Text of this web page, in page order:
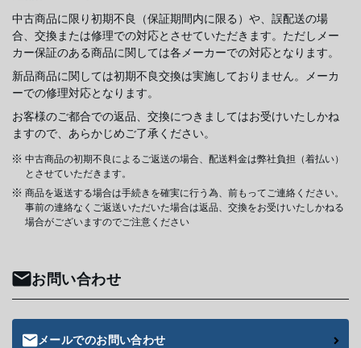
中古商品に限り初期不良（保証期間内に限る）や、誤配送の場
合、交換または修理での対応とさせていただきます。ただしメー
カー保証のある商品に関しては各メーカーでの対応となります。
新品商品に関しては初期不良交換は実施しておりません。メーカ
ーでの修理対応となります。
お客様のご都合での返品、交換につきましてはお受けいたしかね
ますので、あらかじめご了承ください。
中古商品の初期不良によるご返送の場合、配送料金は弊社負担（着払い）
とさせていただきます。
商品を返送する場合は手続きを確実に行う為、前もってご連絡ください。
事前の連絡なくご返送いただいた場合は返品、交換をお受けいたしかねる
場合がございますのでご注意ください
お問い合わせ
メールでのお問い合わせ